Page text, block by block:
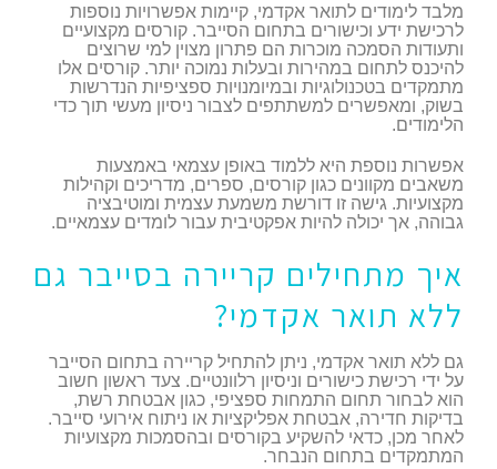
מלבד לימודים לתואר אקדמי, קיימות אפשרויות נוספות
לרכישת ידע וכישורים בתחום הסייבר. קורסים מקצועיים
ותעודות הסמכה מוכרות הם פתרון מצוין למי שרוצים
להיכנס לתחום במהירות ובעלות נמוכה יותר. קורסים אלו
מתמקדים בטכנולוגיות ובמיומנויות ספציפיות הנדרשות
בשוק, ומאפשרים למשתתפים לצבור ניסיון מעשי תוך כדי
הלימודים.
אפשרות נוספת היא ללמוד באופן עצמאי באמצעות
משאבים מקוונים כגון קורסים, ספרים, מדריכים וקהילות
מקצועיות. גישה זו דורשת משמעת עצמית ומוטיבציה
גבוהה, אך יכולה להיות אפקטיבית עבור לומדים עצמאיים.
איך מתחילים קריירה בסייבר גם
ללא תואר אקדמי?
גם ללא תואר אקדמי, ניתן להתחיל קריירה בתחום הסייבר
על ידי רכישת כישורים וניסיון רלוונטיים. צעד ראשון חשוב
הוא לבחור תחום התמחות ספציפי, כגון אבטחת רשת,
בדיקות חדירה, אבטחת אפליקציות או ניתוח אירועי סייבר.
לאחר מכן, כדאי להשקיע בקורסים ובהסמכות מקצועיות
המתמקדים בתחום הנבחר.